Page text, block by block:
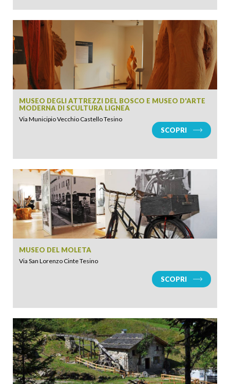
ARRIVO
ADULTI
MUSEO DEGLI ATTREZZI DEL BOSCO E MUSEO D'ARTE
MODERNA DI SCULTURA LIGNEA
Via Municipio Vecchio Castello Tesino
SCOPRI
MUSEO DEL MOLETA
Via San Lorenzo Cinte Tesino
SCOPRI